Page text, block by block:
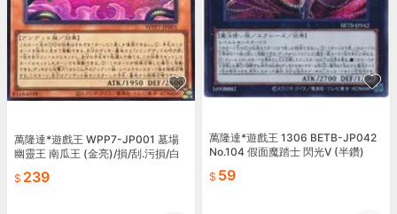
萬隆達*遊戲王 WPP7-JP001 墓場
幽靈王 南瓜王 (金亮)/損/刮.污損/白
239
萬隆達*遊戲王 1306 BETB-JP042
No.104 假面魔踏士 閃光V (半鑽)
59